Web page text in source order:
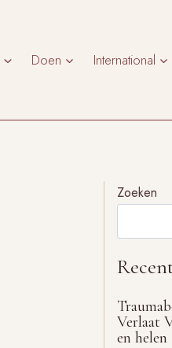
Doen International
Zoeken
Verlaat
en helen